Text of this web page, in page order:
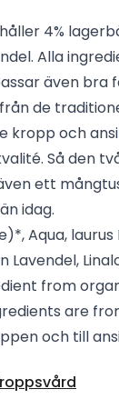
4%
Alla
även bra
de
kropp och
Så den
ett
idag.
Aqua, laurus
from
are
och till